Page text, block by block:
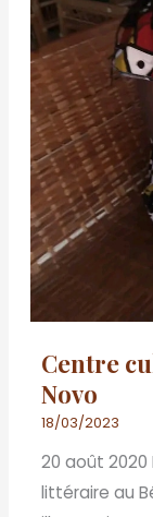
Centre
Novo
18/03/2023
20 août
littéraire au